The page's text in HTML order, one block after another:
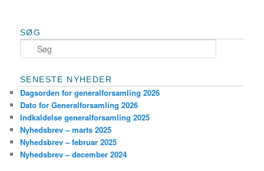
SØG
ø
SENESTE NYHEDER
Dagsorden for generalforsamling 2026
Dato for Generalforsamling 2026
Indkaldelse generalforsamling 2025
Nyhedsbrev – marts 2025
Nyhedsbrev – februar 2025
Nyhedsbrev – december 2024